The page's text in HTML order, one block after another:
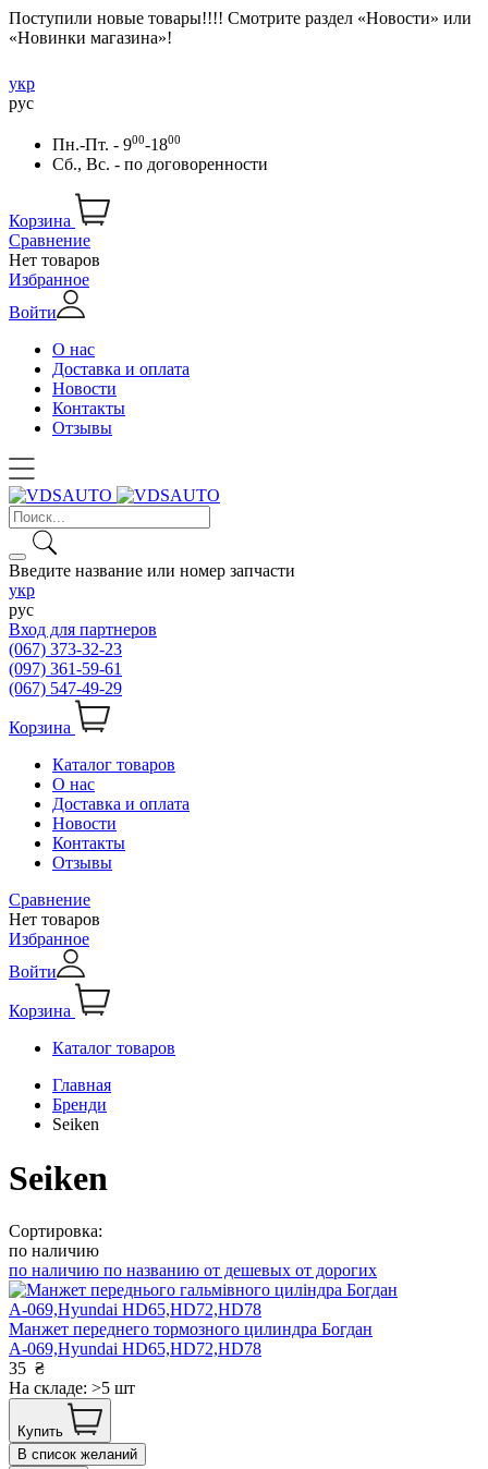
Поступили новые товары!!!! Смотрите раздел «Новости» или
«Новинки магазина»!
укр
рус
Пн.-Пт. - 900-1800
Сб., Вс. - по договоренности
Корзина
Сравнение
Нет товаров
Избранное
Войти
О нас
Доставка и оплата
Новости
Контакты
Отзывы
Введите название или номер запчасти
укр
рус
Вход для партнеров
(067) 373-32-23
(097) 361-59-61
(067) 547-49-29
Корзина
Каталог товаров
О нас
Доставка и оплата
Новости
Контакты
Отзывы
Сравнение
Нет товаров
Избранное
Войти
Корзина
Каталог товаров
Главная
Бренди
Seiken
Seiken
Сортировка:
по наличию
по наличию по названию от дешевых от дорогих
Манжет переднего тормозного цилиндра Богдан
А-069,Hyundai HD65,HD72,HD78
35 ₴
На складе: >5 шт
Купить
В список желаний